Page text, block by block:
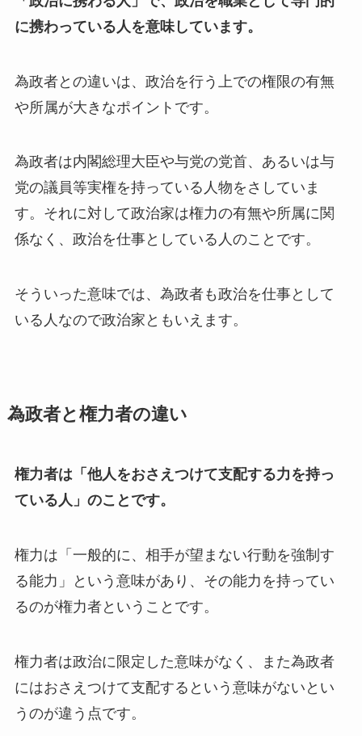
に携わっている人を意味しています。
為政者との違いは、政治を行う上での権限の有無
や所属が大きなポイントです。
為政者は内閣総理大臣や与党の党首、あるいは与
党の議員等実権を持っている人物をさしていま
す。それに対して政治家は権力の有無や所属に関
係なく、政治を仕事としている人のことです。
そういった意味では、為政者も政治を仕事として
いる人なので政治家ともいえます。
為政者と権力者の違い
権力者は「他人をおさえつけて支配する力を持っ
ている人」のことです。
権力は「一般的に、相手が望まない行動を強制す
る能力」という意味があり、その能力を持ってい
るのが権力者ということです。
権力者は政治に限定した意味がなく、また為政者
にはおさえつけて支配するという意味がないとい
うのが違う点です。